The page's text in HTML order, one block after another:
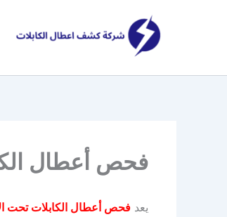
فحص أعطال
يعد فحص أعطال الكابلات تحت